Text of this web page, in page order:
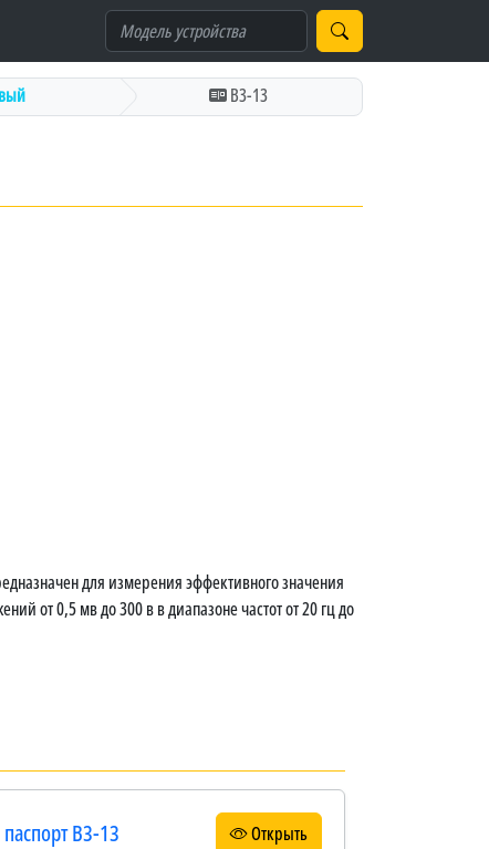
В3-13
для измерения эффективного значения
от 0,5 мв до 300 в в диапазоне частот от 20 гц до
В3-13 Открыть